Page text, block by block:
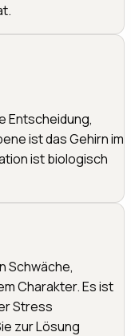
Entscheidung,
ist das Gehirn im
ist biologisch
Schwäche,
Charakter. Es ist
Stress
zur Lösung